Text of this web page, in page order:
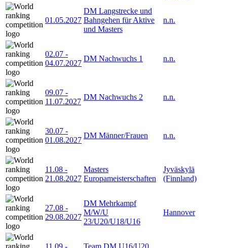
01.05.2027
DM Langstrecke und
Bahngehen für Aktive
und Masters
n.n.
02.07 -
04.07.2027
DM Nachwuchs 1 n.n.
09.07 -
11.07.2027
DM Nachwuchs 2 n.n.
30.07 -
01.08.2027
DM Männer/Frauen n.n.
11.08 -
21.08.2027
Masters
Europameisterschaften
Jyväskylä
(Finnland)
27.08 -
29.08.2027
DM Mehrkampf
M/W/U
23/U20/U18/U16
Hannover
11.09 - Team DM U16/U20